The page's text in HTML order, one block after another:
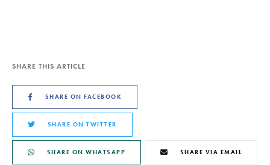
SHARE THIS ARTICLE
SHARE ON FACEBOOK
SHARE ON TWITTER
SHARE ON WHATSAPP SHARE VIA EMAIL